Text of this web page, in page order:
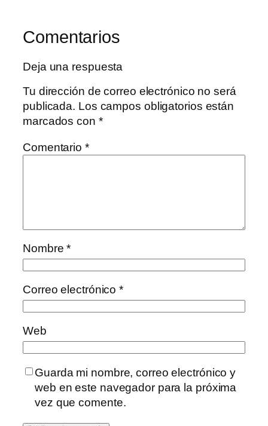
Comentarios
Deja una respuesta
Tu dirección de correo electrónico no será
publicada. Los campos obligatorios están
marcados con *
Comentario *
Nombre*
Correo electrónico*
Web
Guarda mi nombre, correo electrónico y
web en este navegador para la próxima
vez que comente.